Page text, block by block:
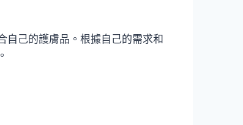
自己的護膚品。根據自己的需求和